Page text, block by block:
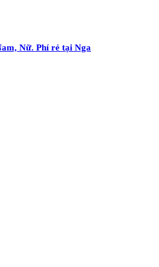
Nữ. Phí rẻ tại Nga